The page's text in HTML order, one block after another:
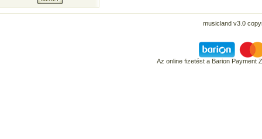
musicland v3.0
Az online fizetést a Barion Payment